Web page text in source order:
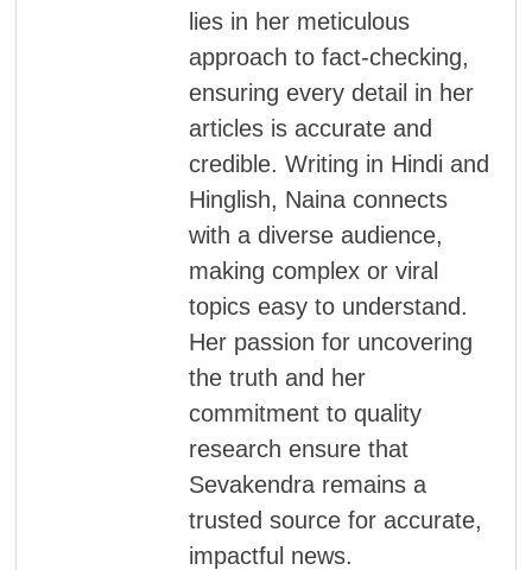
lies in her meticulous
approach to fact-checking,
ensuring every detail in her
articles is accurate and
credible. Writing in Hindi and
Hinglish, Naina connects
with a diverse audience,
making complex or viral
topics easy to understand.
Her passion for uncovering
the truth and her
commitment to quality
research ensure that
Sevakendra remains a
trusted source for accurate,
impactful news.